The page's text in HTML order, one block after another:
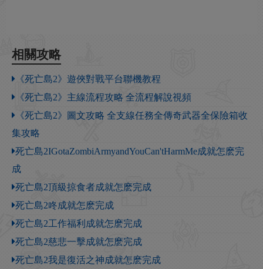
相關攻略
《死亡島2》遊俠對戰平台聯機教程
《死亡島2》主線流程攻略 全流程解說視頻
《死亡島2》圖文攻略 全支線任務全傳奇武器全保險箱收
集攻略
死亡島2IGotaZombiArmyandYouCan'tHarmMe成就怎麽完
成
死亡島2頂級掠食者成就怎麽完成
死亡島2咚成就怎麽完成
死亡島2工作福利成就怎麽完成
死亡島2慈悲一擊成就怎麽完成
死亡島2我是復活之神成就怎麽完成